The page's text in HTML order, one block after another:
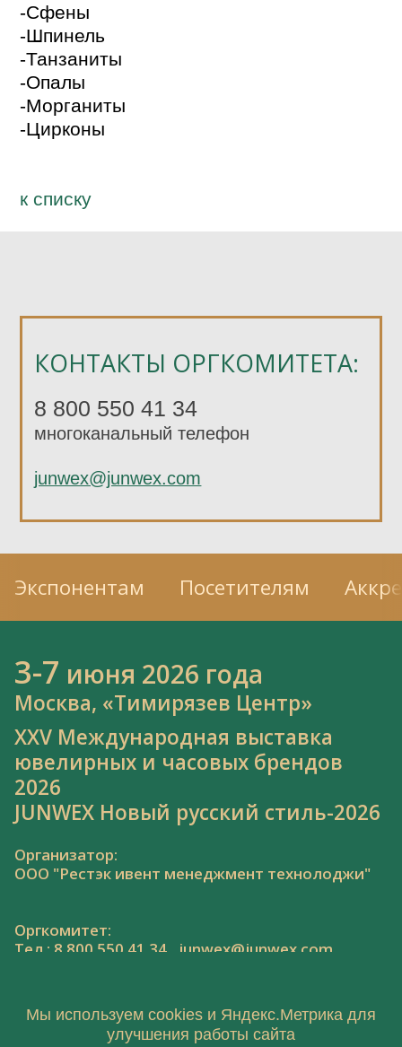
КОНТАКТЫ ОРГКОМИТЕТА:
8 800 550 41 34
многоканальный телефон
junwex@junwex.com
-Сфены
-Шпинель
-Танзаниты
-Опалы
-Морганиты
-Цирконы
к спиcку
Экспонентам Посетителям
3-7 июня 2026 года
Москва, «Тимирязев Центр»
XXV Международная выставка
ювелирных и часовых брендов
2026
JUNWEX Новый русский стиль-2026
Организатор:
ООО "Рестэк ивент менеджмент технолоджи"
Оргкомитет:
Тел.: 8 800 550 41 34, junwex@junwex.com
Мы используем cookies и Яндекс.Метрика для
улучшения работы сайта